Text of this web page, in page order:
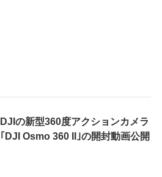
DJIの新型360度アクションカメラ
｢DJI Osmo 360 II｣の開封動画公開